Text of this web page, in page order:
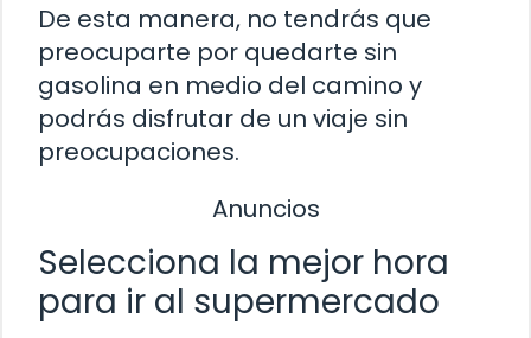
De esta manera, no tendrás que
preocuparte por quedarte sin
gasolina en medio del camino y
podrás disfrutar de un viaje sin
preocupaciones.
Anuncios
Selecciona la mejor hora
para ir al supermercado